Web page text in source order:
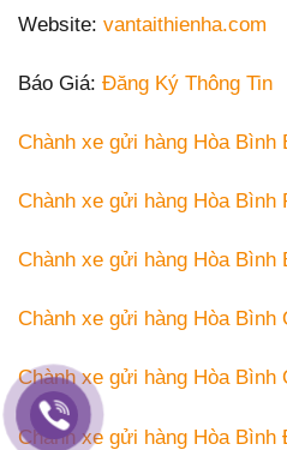
Website: vantaithienha.com
Báo Giá: Đăng Ký Thông Tin
Chành xe gửi hàng Hòa Bình
Chành xe gửi hàng Hòa Bình
Chành xe gửi hàng Hòa Bình
Chành xe gửi hàng Hòa Bình
Chành xe gửi hàng Hòa Bình
Chành xe gửi hàng Hòa Bình